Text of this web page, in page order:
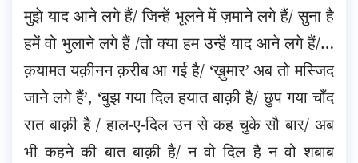
मुझे याद आने लगे हैं/ जिन्हें भूलने में ज़माने लगे हैं/ सुना है
हमें वो भुलाने लगे हैं /तो क्या हम उन्हें याद आने लगे हैं/…
क़यामत यक़ीनन क़रीब आ गई है/ ‘ख़ुमार’ अब तो मस्जिद
जाने लगे हैं’, ‘बुझ गया दिल हयात बाक़ी है/ छुप गया चाँद
रात बाक़ी है / हाल-ए-दिल उन से कह चुके सौ बार/ अब
भी कहने की बात बाक़ी है/ न वो दिल है न वो शबाब